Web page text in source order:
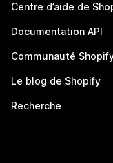
Centre d’aide de
Documentation API
Communauté
Le blog de Shopify
Recherche